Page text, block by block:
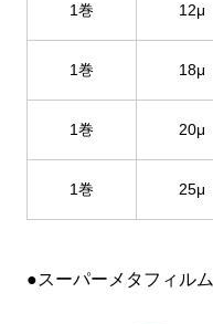
1巻 12μ
1巻 18μ
1巻 20μ
1巻 25μ
●スーパーメタフィルム